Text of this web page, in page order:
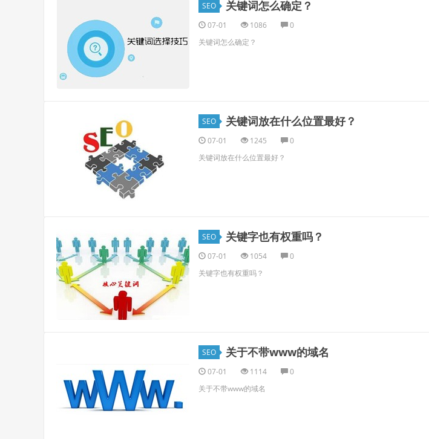
SEO 关键词怎么确定？
07-01 1086
0
关键词怎么确定？
SEO 关键词放在什么位置最好？
07-01 1245
0
关键词放在什么位置最好？
SEO 关键字也有权重吗？
07-01 1054
0
关键字也有权重吗？
SEO 关于不带www的域名
07-01 1114
0
关于不带www的域名